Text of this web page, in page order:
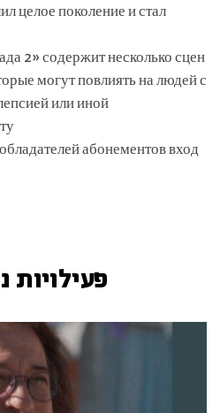
целое поколение и стал
2» содержит несколько сцен
могут повлиять на людей с
или иной
абонементов вход
פעילויות